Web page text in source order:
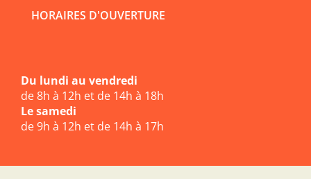
HORAIRES D'OUVERTURE
Du lundi au vendredi
de 8h à 12h et de 14h à 18h
Le samedi
de 9h à 12h et de 14h à 17h